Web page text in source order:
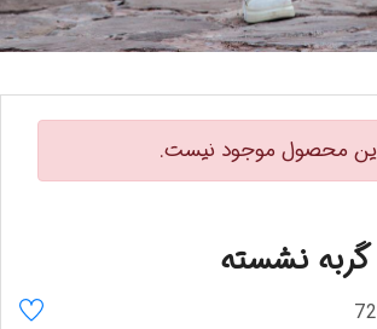
محصول موجود نیست.
گربه نشسته